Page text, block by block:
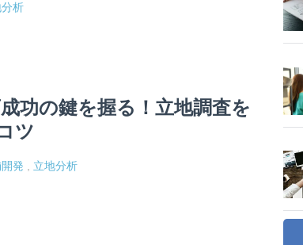
析
功の鍵を握る！立地調査を
ツ
発 , 立地分析